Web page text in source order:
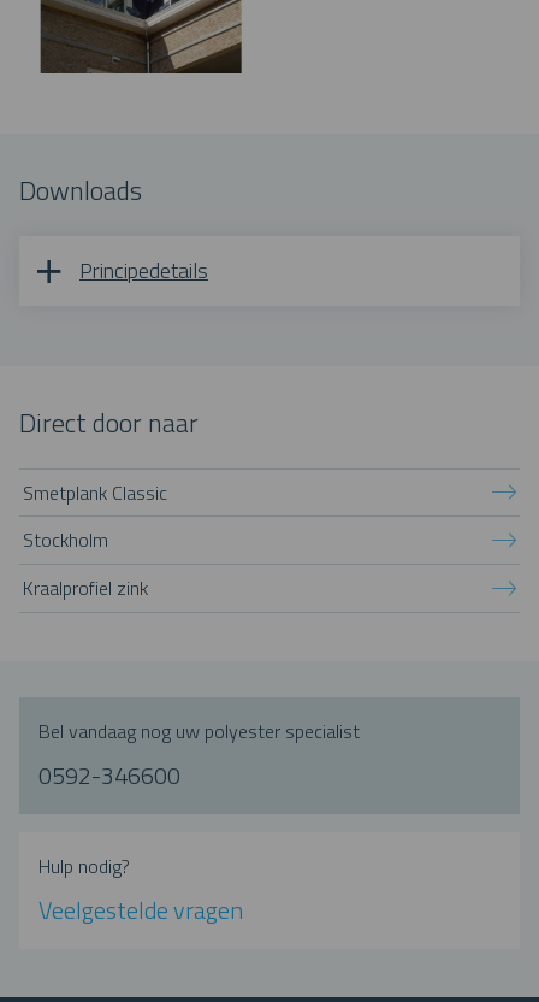
Downloads
Principedetails
Direct door naar
Smetplank Classic
Stockholm
Kraalprofiel zink
Bel vandaag nog uw polyester specialist
0592-346600
Hulp nodig?
Veelgestelde vragen